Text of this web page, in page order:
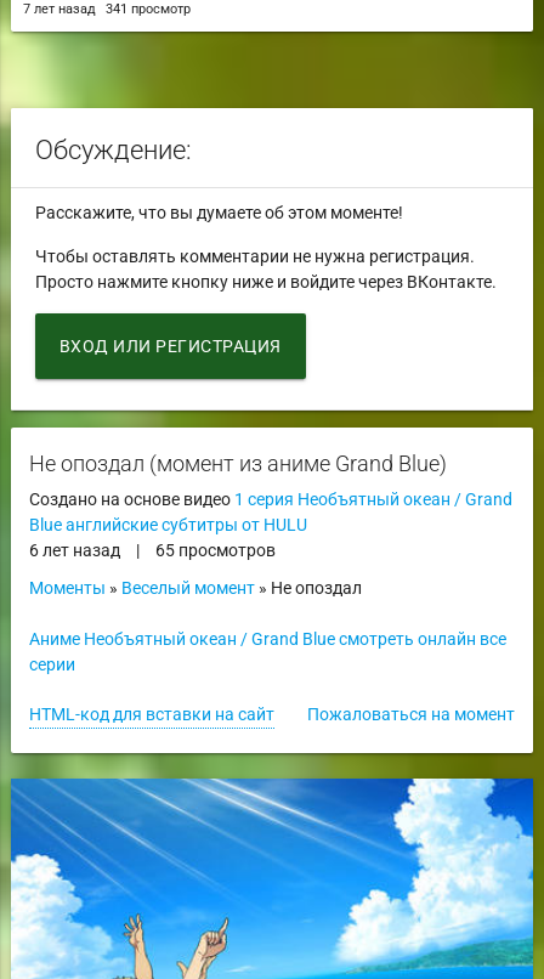
7 лет назад 341 просмотр
Обсуждение:
Расскажите, что вы думаете об этом моменте!
Чтобы оставлять комментарии не нужна регистрация.
Просто нажмите кнопку ниже и войдите через ВКонтакте.
ВХОД ИЛИ РЕГИСТРАЦИЯ
Не опоздал (момент из аниме Grand Blue)
Создано на основе видео 1 серия Необъятный океан / Grand
Blue английские субтитры от HULU
6 лет назад
|
65 просмотров
Моменты » Веселый момент» Не опоздал
Аниме Необъятный океан / Grand Blue смотреть онлайн все
серии
Пожаловаться на момент
HTML-код для вставки на сайт